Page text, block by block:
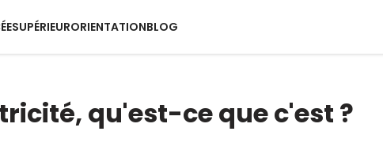
SUPÉRIEURORIENTATIONBLOG
qu'est-ce que c'est ?